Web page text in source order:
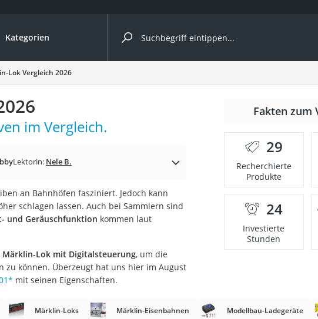
Kategorien
Vergleiche nach Kategorie
& Sport
366 cm
Koffer
Dreirad
Herren
Lok Vergleich 2026
im Vergleich.
Lektorin: Nele B.
an Bahnhöfen fasziniert. Jedoch kann
schlagen lassen. Auch bei Sammlern sind
und Geräuschfunktion kommen laut
Märklin-Lok mit Digitalsteuerung, um die
zu können. Überzeugt hat uns hier im August
* mit seinen Eigenschaften.
Fakten zum
29
Recherchierte
Produkte
24
Investierte
Stunden
Märklin-Loks Märklin-Eisenbahnen Modellbau-Ladegeräte